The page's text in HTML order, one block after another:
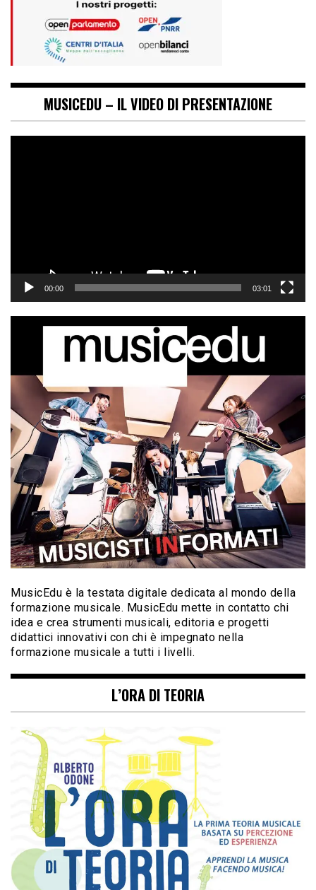
MUSICEDU – IL VIDEO DI PRESENTAZIONE
00:00 03:01
MusicEdu è la testata digitale dedicata al mondo della
formazione musicale. MusicEdu mette in contatto chi
idea e crea strumenti musicali, editoria e progetti
didattici innovativi con chi è impegnato nella
formazione musicale a tutti i livelli.
L’ORA DI TEORIA